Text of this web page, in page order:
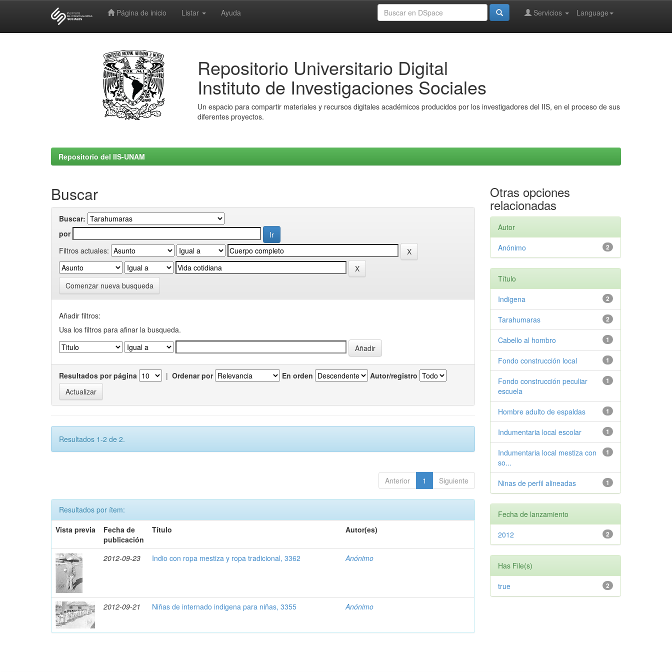
Página de inicio Listar Ayuda Language
Servicios
Repositorio Universitario Digital
Instituto de Investigaciones Sociales
Un espacio para compartir materiales y recursos digitales académicos producidos por los investigadores del IIS, en el proceso de sus
diferentes proyectos.
Repositorio del IIS-UNAM
Buscar
Buscar:
por
Filtros actuales:
Comenzar nueva busqueda
Añadir filtros:
Usa los filtros para afinar la busqueda.
Resultados por página | Ordenar por En orden Autor/registro
Resultados 1-2 de 2.
Anterior 1 Siguiente
Resultados por ítem:
Vista previa
Fecha de
publicación
Título Autor(es)
2012-09-23 Indio con ropa mestiza y ropa tradicional, 3362 Anónimo
2012-09-21 Niñas de internado indigena para niñas, 3355 Anónimo
Otras opciones
relacionadas
Autor
2
Anónimo
Título
2
Indigena
2
Tarahumaras
1
Cabello al hombro
1
Fondo construcción local
1
Fondo construcción peculiar
escuela
1
Hombre adulto de espaldas
1
Indumentaria local escolar
1
Indumentaria local mestiza con
so...
1
Ninas de perfil alineadas
Fecha de lanzamiento
2
2012
Has File(s)
2
true